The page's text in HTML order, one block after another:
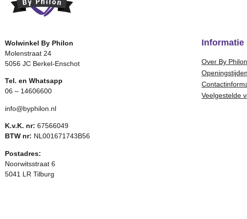
Wolwinkel By Philon
Molenstraat 24
5056 JC Berkel-Enschot
Tel. en Whatsapp
06 – 14606600
info@byphilon.nl
K.v.K. nr: 67566049
BTW nr: NL001671743B56
Postadres:
Noorwitsstraat 6
5041 LR Tilburg
Informatie
Over By Philon
Openingstijden
Veelgestelde